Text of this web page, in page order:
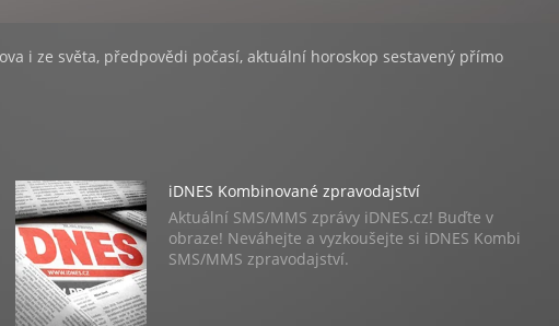
i ze světa, předpovědi počasí, aktuální horoskop sestavený přímo
iDNES Kombinované zpravodajství
Aktuální SMS/MMS zprávy iDNES.cz! Buďte v
obraze! Neváhejte a vyzkoušejte si iDNES Kombi
SMS/MMS zpravodajství.